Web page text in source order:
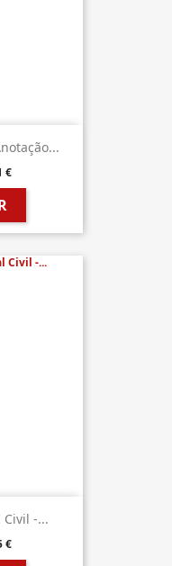
€
Civil -...
€